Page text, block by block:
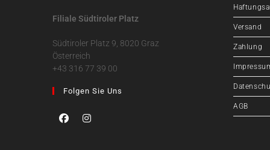
Filiale Südtiroler Platz
Südtiroler Platz 9, 8020 Graz
Österreich
+43 316 77 39 00
Folgen Sie Uns
Versand
Zahlung
AGB